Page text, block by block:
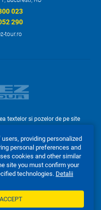
023
290
tour.ro
textelor si pozelor de pe site
in scris a companiei
providing personalized
personal preferences and
cookies and other similar
site you must confirm your
technologies. Detalii
ACCEPT